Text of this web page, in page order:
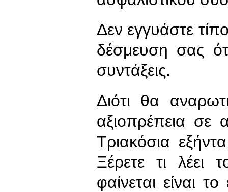
Δεν εγγυάστε
δέσμευση σας
συντάξεις.
Διότι θα
αξιοπρέπεια σε
Τριακόσια
Ξέρετε τι λέει
φαίνεται είναι